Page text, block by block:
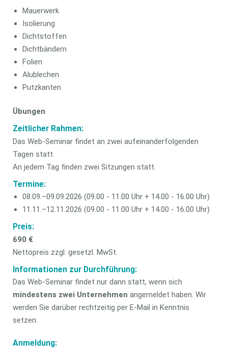
Mauerwerk
Isolierung
Dichtstoffen
Dichtbändern
Folien
Alublechen
Putzkanten
Übungen
Zeitlicher Rahmen:
Das Web-Seminar findet an zwei aufeinanderfolgenden
Tagen statt.
An jedem Tag finden zwei Sitzungen statt.
Termine:
08.09.–09.09.2026 (09.00 - 11.00 Uhr + 14.00 - 16.00 Uhr)
11.11.–12.11.2026 (09.00 - 11.00 Uhr + 14.00 - 16.00 Uhr)
Preis:
690 €
Nettopreis zzgl. gesetzl. MwSt.
Informationen zur Durchführung:
Das Web-Seminar findet nur dann statt, wenn sich
mindestens zwei Unternehmen angemeldet haben. Wir
werden Sie darüber rechtzeitig per E-Mail in Kenntnis
setzen.
Anmeldung: